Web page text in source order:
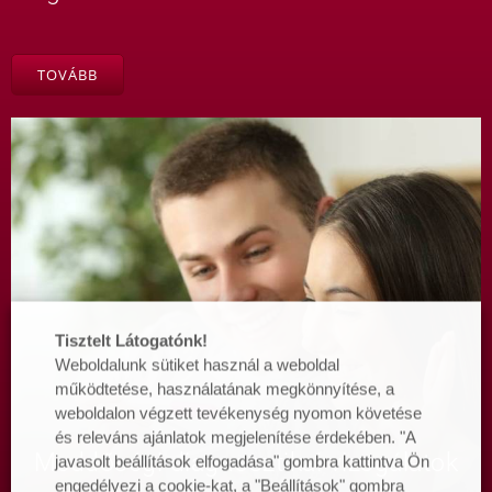
TOVÁBB
Meddőségi diagnosztikai vizsgálatok
Tisztelt Látogatónk!
Weboldalunk sütiket használ a weboldal
működtetése, használatának megkönnyítése, a
weboldalon végzett tevékenység nyomon követése
és releváns ajánlatok megjelenítése érdekében. "A
javasolt beállítások elfogadása" gombra kattintva Ön
engedélyezi a cookie-kat, a "Beállítások" gombra